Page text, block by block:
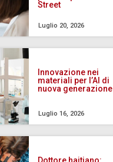
Street
Luglio 20, 2026
Innovazione nei
materiali per l’AI di
nuova generazione
Luglio 16, 2026